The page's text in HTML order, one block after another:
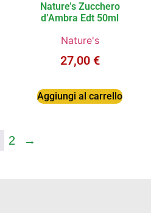
Nature’s Zucchero
d’Ambra Edt 50ml
Nature's
27,00 €
Aggiungi al carrello
2 →